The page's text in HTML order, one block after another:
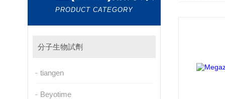
PRODUCT CATEGORY
分子生物試劑
tiangen
Beyotime